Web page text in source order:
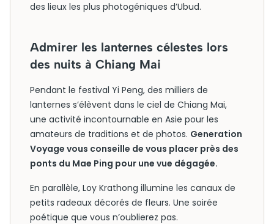
des lieux les plus photogéniques d’Ubud.
Admirer les lanternes célestes lors
des nuits à Chiang Mai
Pendant le festival Yi Peng, des milliers de
lanternes s’élèvent dans le ciel de Chiang Mai,
une activité incontournable en Asie pour les
amateurs de traditions et de photos. Generation
Voyage vous conseille de vous placer près des
ponts du Mae Ping pour une vue dégagée.
En parallèle, Loy Krathong illumine les canaux de
petits radeaux décorés de fleurs. Une soirée
poétique que vous n’oublierez pas.